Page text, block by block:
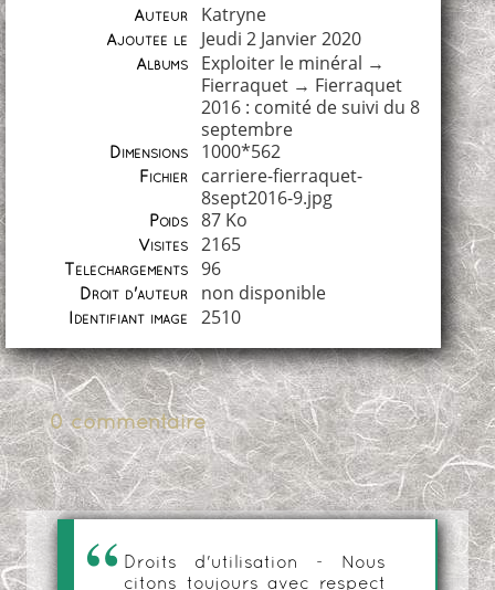
Auteur Katryne
Ajoutée le Jeudi 2 Janvier 2020
Albums Exploiter le minéral →
Fierraquet→ Fierraquet
2016 : comité de suivi du 8
septembre
Dimensions 1000*562
Fichier
carriere-fierraquet-
8sept2016-9.jpg
Poids 87 Ko
Visites 2165
Téléchargements 96
Droit d'auteur non disponible
Identifiant image 2510
0 commentaire
Droits d'utilisation - Nous
citons toujours avec respect